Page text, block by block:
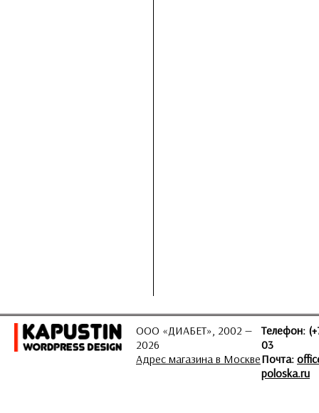
ООО «ДИАБЕТ», 2002 —
2026
Адрес магазина в Москве
Телефон:
03
Почта:
poloska.ru